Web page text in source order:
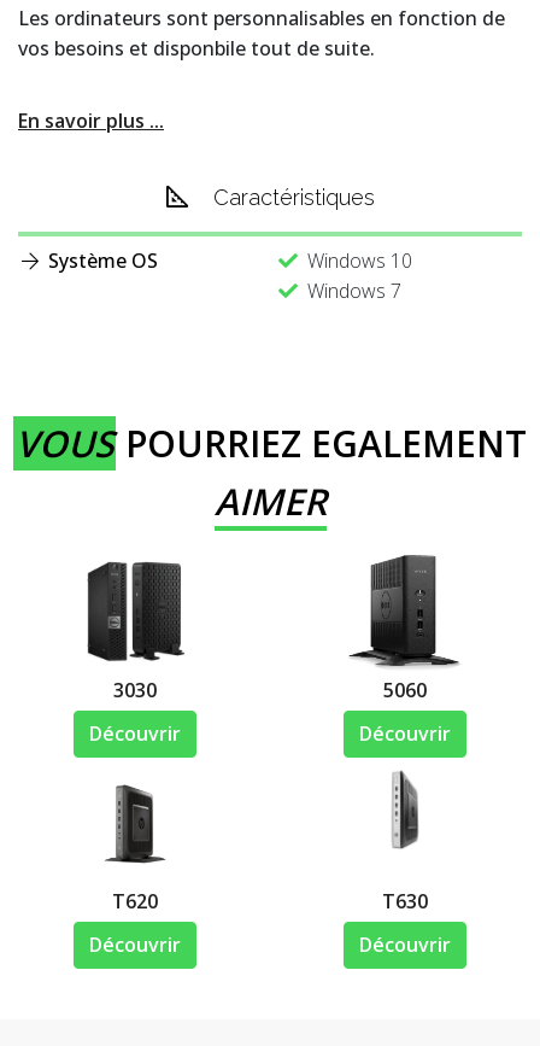
Les ordinateurs sont personnalisables en fonction de
vos besoins et disponbile tout de suite.
En savoir plus ...
Caractéristiques
Système OS
Windows 10
Windows 7
VOUSPOURRIEZ EGALEMENT
AIMER
3030
Découvrir
5060
Découvrir
T620
Découvrir
T630
Découvrir